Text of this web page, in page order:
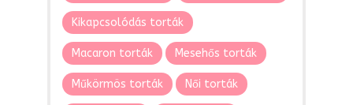
Kikapcsolódás torták
Macaron torták Mesehős torták
Műkörmös torták Női torták